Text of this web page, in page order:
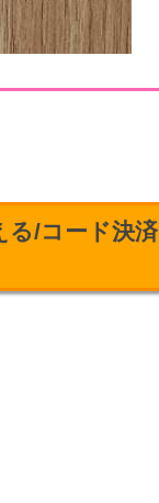
る/コード決済